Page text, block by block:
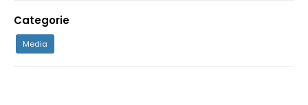
Categorie
Media